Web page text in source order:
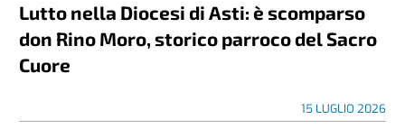
Lutto nella Diocesi di Asti: è scomparso
don Rino Moro, storico parroco del Sacro
Cuore
15 LUGLIO 2026